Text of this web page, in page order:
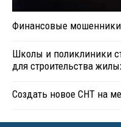
Финансовые мошенники
Школы и поликлиники
для строительства
Создать новое СНТ на